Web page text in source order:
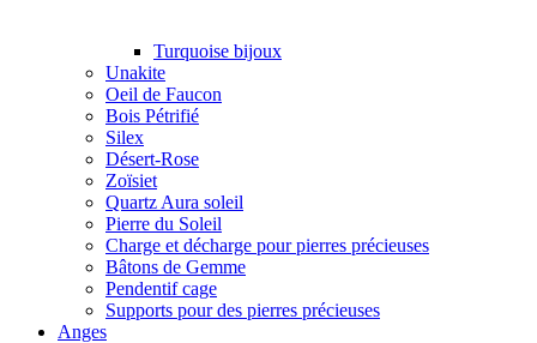
Turquoise bijoux
Unakite
Oeil de Faucon
Bois Pétrifié
Silex
Désert-Rose
Zoïsiet
Quartz Aura soleil
Pierre du Soleil
Charge et décharge pour pierres précieuses
Bâtons de Gemme
Pendentif cage
Supports pour des pierres précieuses
Anges